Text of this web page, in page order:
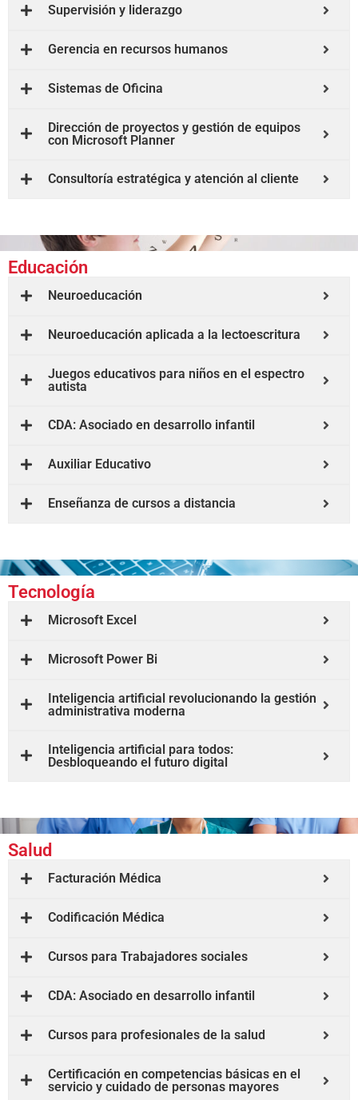
Supervisión y liderazgo
Gerencia en recursos humanos
Sistemas de Oficina
Dirección de proyectos y gestión de equipos
con Microsoft Planner
Consultoría estratégica y atención al cliente
Educación
Neuroeducación
Neuroeducación aplicada a la lectoescritura
Juegos educativos para niños en el espectro
autista
CDA: Asociado en desarrollo infantil
Auxiliar Educativo
Enseñanza de cursos a distancia
Tecnología
Microsoft Excel
Microsoft Power Bi
Inteligencia artificial revolucionando la gestión
administrativa moderna
Inteligencia artificial para todos:
Desbloqueando el futuro digital
Salud
Facturación Médica
Codificación Médica
Cursos para Trabajadores sociales
CDA: Asociado en desarrollo infantil
Cursos para profesionales de la salud
Certificación en competencias básicas en el
servicio y cuidado de personas mayores